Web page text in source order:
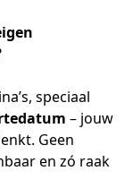
speciaal
– jouw
Geen
en zó raak